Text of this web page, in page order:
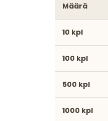
Määrä
10 kpl
100 kpl
500 kpl
1000 kpl